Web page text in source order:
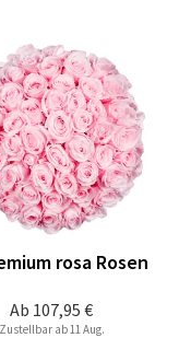
Ab 107,95 €
rosa Rosen
Zustellbar ab 11 Aug.